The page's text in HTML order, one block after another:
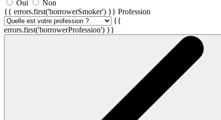
Oui
Non
{{ errors.first('borrowerSmoker') }} Profession
{{
errors.first('borrowerProfession') }}